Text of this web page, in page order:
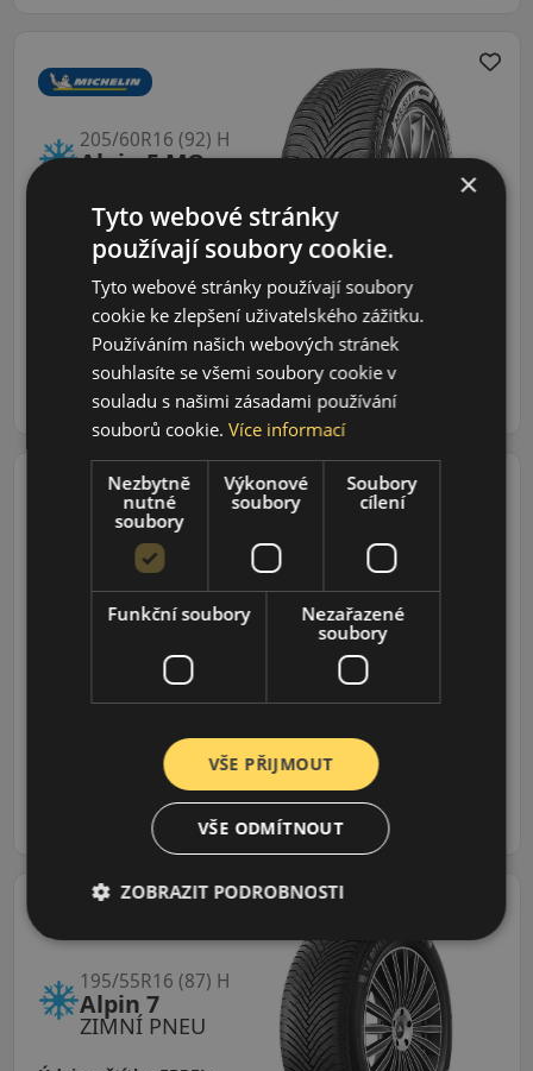
Alpin 5 MO
205/60R16 (92) H
Údaje o štítku EPREL:
3 064 CZK
2 678 CZK
ks
ZIMNÍ PNEU
Alpin 7
195/45R17 (81) V
Údaje o štítku EPREL:
2 752 CZK
DO KOŠÍKU
ZIMNÍ PNEU
Alpin 7
195/55R16 (87) H
×
Tyto webové stránky
používají soubory cookie.
Tyto webové stránky používají soubory
cookie ke zlepšení uživatelského zážitku.
Používáním našich webových stránek
souhlasíte se všemi soubory cookie v
souladu s našimi zásadami používání
souborů cookie.Více informací
Nezbytně
nutné
soubory
Výkonové
soubory
Soubory
cílení
Funkční soubory
Nezařazené
soubory
VŠE PŘIJMOUT
VŠE ODMÍTNOUT
ZOBRAZIT PODROBNOSTI